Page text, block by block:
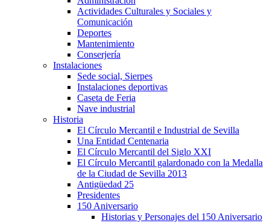
Actividades Culturales y Sociales y
Comunicación
Deportes
Mantenimiento
Conserjería
Instalaciones
Sede social, Sierpes
Instalaciones deportivas
Caseta de Feria
Nave industrial
Historia
El Círculo Mercantil e Industrial de Sevilla
Una Entidad Centenaria
El Círculo Mercantil del Siglo XXI
El Círculo Mercantil galardonado con la Medalla
de la Ciudad de Sevilla 2013
Antigüedad 25
Presidentes
150 Aniversario
Historias y Personajes del 150 Aniversario